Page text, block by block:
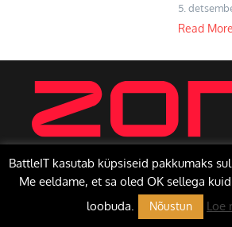
5.
Read More
Copyright © 2026 BattleIT | Toetab
BattleIT kasutab küpsiseid pakkumaks
Me eeldame, et sa oled OK sellega
loobuda.
Nõustun Loe